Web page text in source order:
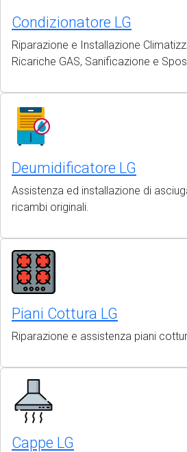
Condizionatore LG
Riparazione e Installazione
Ricariche GAS, Sanificazione e
Deumidificatore LG
Assistenza ed installazione di
ricambi originali.
Piani Cottura LG
Riparazione e assistenza piani
Cappe LG